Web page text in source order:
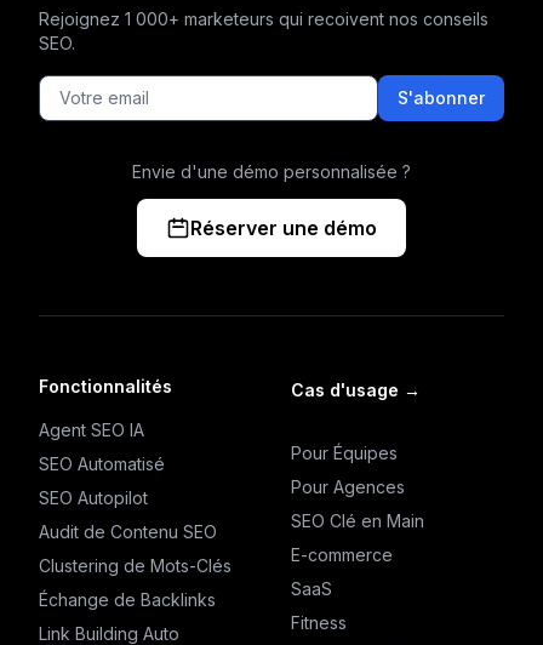
Rejoignez 1 000+ marketeurs qui recoivent nos conseils
SEO.
S'abonner
Envie d'une démo personnalisée ?
Réserver une démo
Fonctionnalités
Agent SEO IA
SEO Automatisé
SEO Autopilot
Audit de Contenu SEO
Clustering de Mots-Clés
Échange de Backlinks
Link Building Auto
Cas d'usage →
Pour Équipes
Pour Agences
SEO Clé en Main
E-commerce
SaaS
Fitness